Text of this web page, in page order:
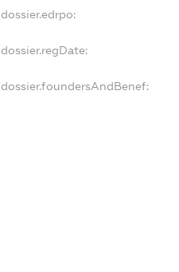
dossier.edrpo:
dossier.regDate:
dossier.foundersAndBenef: